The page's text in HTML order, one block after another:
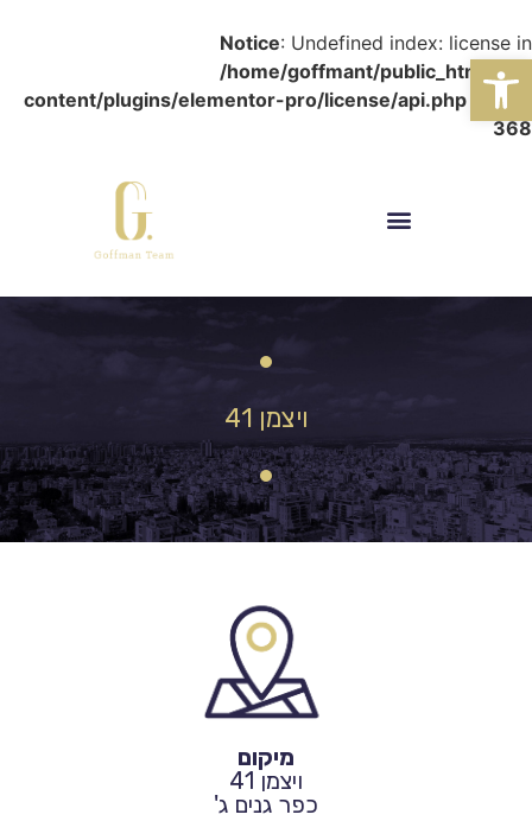
פתח סרגל נגישות
Notice: Undefined index: license in
/home/goffmant/public_html/wp-
content/plugins/elementor-pro/license/api.php on line
368
ויצמן 41
מיקום
ויצמן 41
כפר גנים ג'